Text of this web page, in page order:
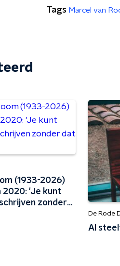
Tags Marcel van
(1933-2026)
2020: 'Je kunt
zonder
De Rode
AI